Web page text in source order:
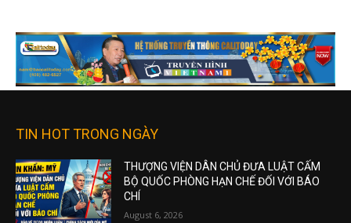
TIN HOT TRONG NGÀY
THƯỢNG VIỆN DÂN CHỦ ĐƯA LUẬT CẤM
BỘ QUỐC PHÒNG HẠN CHẾ ĐỐI VỚI BÁO
CHÍ
August 6, 2026